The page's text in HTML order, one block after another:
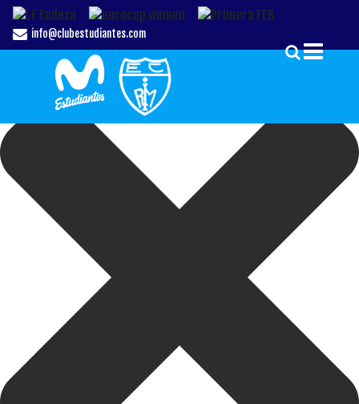
Gestionar el Consentimiento de las Cookies
info@clubestudiantes.com